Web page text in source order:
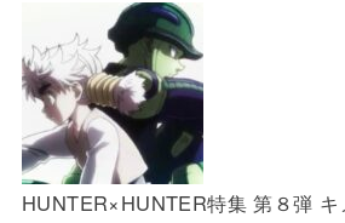
HUNTER×HUNTER特集 第８弾 キ